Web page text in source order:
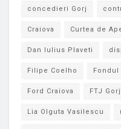
concedieri Gorj
Craiova Curtea de
Dan Iulius Plaveti
Filipe Coelho
Ford Craiova FTJ Gorj
Lia Olguta Vasilescu